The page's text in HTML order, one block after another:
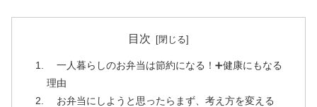
目次
一人暮らしのお弁当は節約になる！➕健康にもなる
理由
お弁当にしようと思ったらまず、考え方を変える